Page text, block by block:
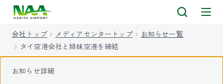
会社トップ メディアセンタートップ
お知らせ一覧
タイ空港会社と姉妹空港を締結
お知らせ詳細